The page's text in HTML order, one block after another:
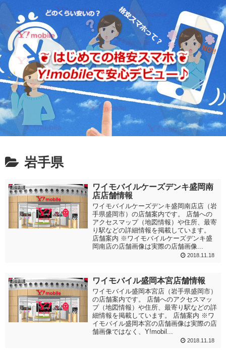
岩手県
岩手県
ワイモバイルケーズデンキ盛岡南
店店舗情報
ワイモバイルケーズデンキ盛岡南店店（岩
手県盛岡市）の店舗案内です。 店舗への
アクセスマップ（地図情報）や住所、最寄
り駅などの詳細情報を掲載しています。
店舗案内 ※ワイモバイルケーズデンキ盛
岡南店の店舗画像は実際の店舗画像...
2018.11.18
岩手県 ワイモバイル盛岡本宮店舗情報
ワイモバイル盛岡本宮店（岩手県盛岡市）
の店舗案内です。 店舗へのアクセスマッ
プ（地図情報）や住所、最寄り駅などの詳
細情報を掲載しています。 店舗案内 ※ワ
イモバイル盛岡本宮の店舗画像は実際の店
舗画像ではなく、Y!mobil...
2018.11.18